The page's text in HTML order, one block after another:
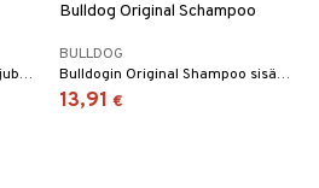
Shampoo, jossa on lisätty Jujube Bark, on erityisesti kehitetty puhdistamaan hiukset ja tarjoamaan helpotusta hilseestä.
Bulldog Original Schampoo
BULLDOG
Bulldogin Original Shampoo sisältää sikurijuuren, luonnollisen ainesosan joka suojaa hiuksia ja hiuspohjaa.
13,91 €